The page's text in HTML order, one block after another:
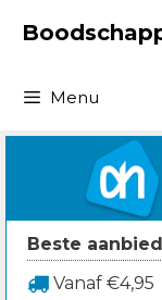
naar
Menu
Beste
Vanaf €4,95